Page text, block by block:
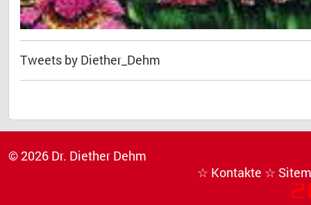
Tweets by Diether_Dehm
© 2026 Dr. Diether Dehm
☆ Kontakte ☆